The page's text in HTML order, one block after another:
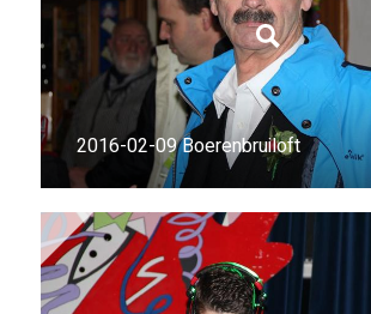
2016-02-09 Boerenbruiloft